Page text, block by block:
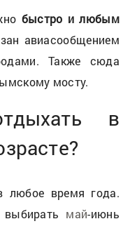
быстро и любым
авиасообщением
Также сюда
мосту.
в
любое время года.
май-июнь